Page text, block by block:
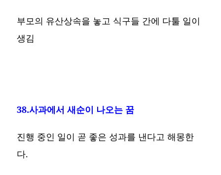
부모의 유산상속을 놓고 식구들 간에 다툴 일이
생김
38.사과에서 새순이 나오는 꿈
진행 중인 일이 곧 좋은 성과를 낸다고 해몽한
다.